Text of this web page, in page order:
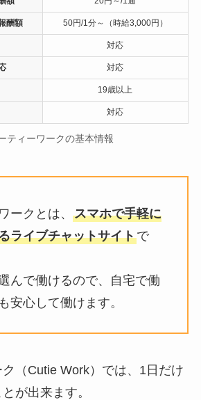
酬額 50円/1分～（時給3,000円）
対応
対応
19歳以上
対応
ティーワークの基本情報
ークとは、 スマホで手軽に
ライブチャットサイトで
んで働けるので、自宅で働
安心して働けます。
（Cutie Work）では、1日だけ
が出来ます。